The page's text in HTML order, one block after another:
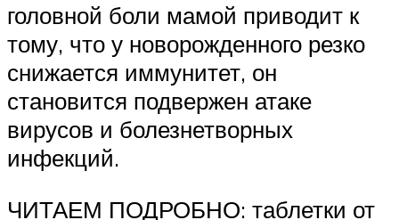
головной боли мамой приводит к
тому, что у новорожденного резко
снижается иммунитет, он
становится подвержен атаке
вирусов и болезнетворных
инфекций.
ЧИТАЕМ ПОДРОБНО: таблетки от